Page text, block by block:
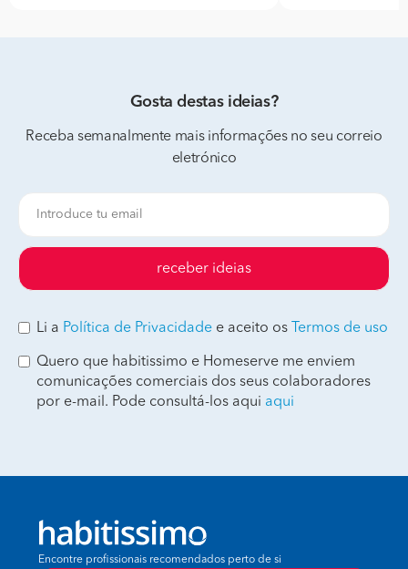
Gosta destas ideias?
Receba semanalmente mais informações no seu correio
eletrónico
receber ideias
Li a Política de Privacidade e aceito os Termos de uso
Quero que habitissimo e Homeserve me enviem
comunicações comerciais dos seus colaboradores
por e-mail. Pode consultá-los aqui aqui
Encontre profissionais recomendados perto de si